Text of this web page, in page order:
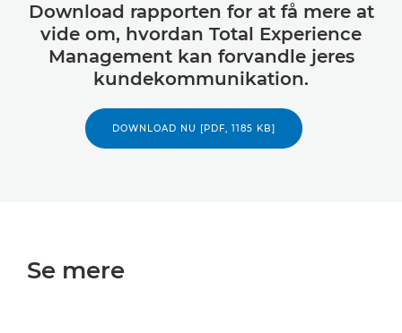
Download rapporten for at få mere at
vide om, hvordan Total Experience
Management kan forvandle jeres
kundekommunikation.
DOWNLOAD NU [PDF, 1185 KB]
Se mere